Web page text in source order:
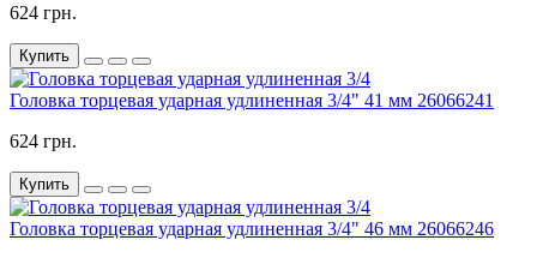
624 грн.
Купить
Головка торцевая ударная удлиненная 3/4" 41 мм 26066241
624 грн.
Купить
Головка торцевая ударная удлиненная 3/4" 46 мм 26066246